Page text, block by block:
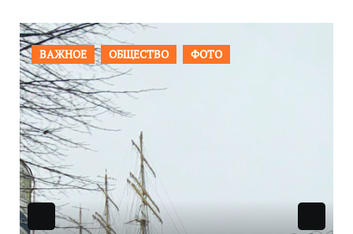
ПРОИСШЕСТВИЯ ФОТО